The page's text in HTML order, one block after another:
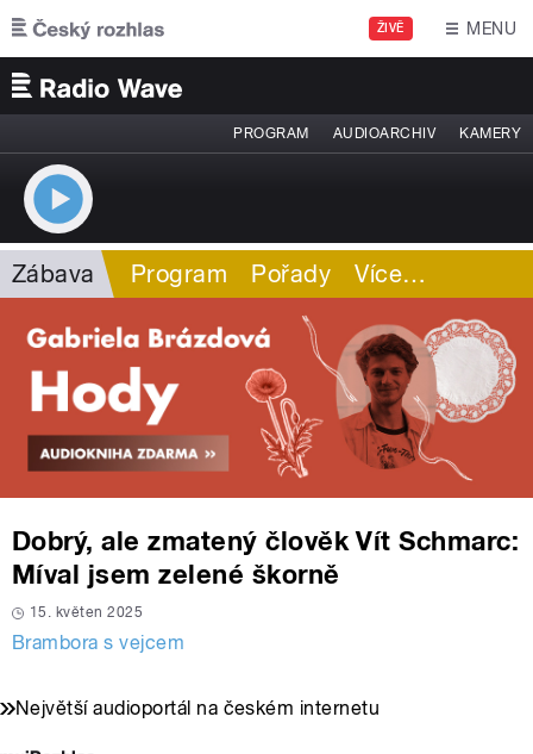
Přejít k hlavnímu obsahu
ŽIVĚ MENU
PROGRAM AUDIOARCHIV KAMERY
Zábava Program Pořady Více…
Dobrý, ale zmatený člověk Vít Schmarc:
Míval jsem zelené škorně
15. květen 2025
Brambora s vejcem
Největší audioportál na českém internetu